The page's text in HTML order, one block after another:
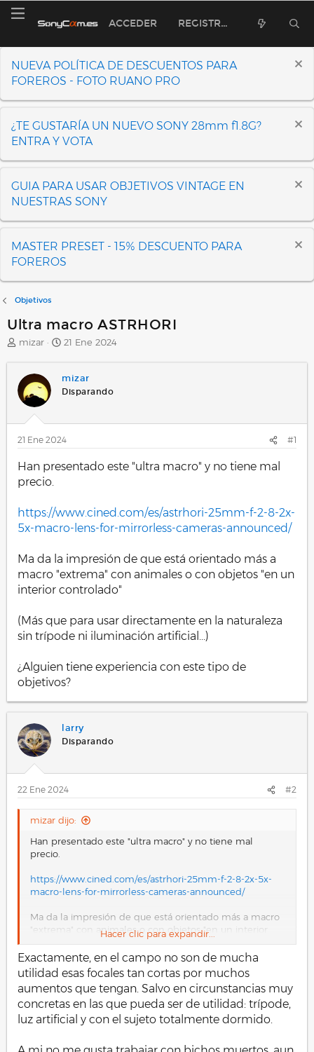
ACCEDER REGISTRARSE
NUEVA POLÍTICA DE DESCUENTOS PARA
FOREROS - FOTO RUANO PRO
¿TE GUSTARÍA UN NUEVO SONY 28mm f1.8G?
ENTRA Y VOTA
GUIA PARA USAR OBJETIVOS VINTAGE EN
NUESTRAS SONY
MASTER PRESET - 15% DESCUENTO PARA
FOREROS
Objetivos
Ultra macro ASTRHORI
A
o
mizar
F
h
a
n
c
21 Ene 2024
mizar
Disparando
21 Ene 2024 #1
Han presentado este "ultra macro" y no tiene mal
precio.
https://www.cined.com/es/astrhori-25mm-f-2-8-2x-
5x-macro-lens-for-mirrorless-cameras-announced/
Ma da la impresión de que está orientado más a
macro "extrema" con animales o con objetos "en un
interior controlado"
(Más que para usar directamente en la naturaleza
sin trípode ni iluminación artificial...)
¿Alguien tiene experiencia con este tipo de
objetivos?
larry
Disparando
22 Ene 2024 #2
mizar dijo:
Han presentado este "ultra macro" y no tiene mal
precio.
https://www.cined.com/es/astrhori-25mm-f-2-8-2x-5x-
macro-lens-for-mirrorless-cameras-announced/
Ma da la impresión de que está orientado más a macro
"extrema" con animales o con objetos "en un interior
(Más que para usar directamente en la naturaleza sin
trípode ni iluminación artificial...)
¿Alguien tiene experiencia con este tipo de objetivos?
Hacer clic para expandir...
Exactamente, en el campo no son de mucha
utilidad esas focales tan cortas por muchos
aumentos que tengan. Salvo en circunstancias muy
concretas en las que pueda ser de utilidad: trípode,
luz artificial y con el sujeto totalmente dormido.